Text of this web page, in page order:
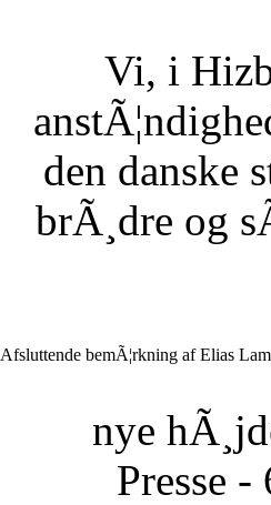
Vi, i
den danske
brÃ¸dre og
Afsluttende bemÃ¦rkning af Elias
nye
Presse